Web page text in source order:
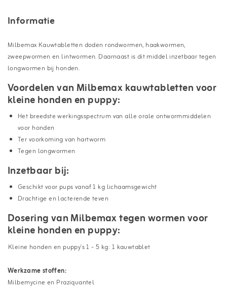
Informatie
Milbemax Kauwtabletten doden rondwormen, haakwormen,
zweepwormen en lintwormen. Daarnaast is dit middel inzetbaar tegen
longwormen bij honden.
Voordelen van Milbemax kauwtabletten voor
kleine honden en puppy:
Het breedste werkingsspectrum van alle orale ontwormmiddelen
voor honden
Ter voorkoming van hartworm
Tegen longwormen
Inzetbaar bij:
Geschikt voor pups vanaf 1 kg lichaamsgewicht
Drachtige en lacterende teven
Dosering van Milbemax tegen wormen voor
kleine honden en puppy:
Kleine honden en puppy's 1 - 5 kg: 1 kauwtablet
Werkzame stoffen:
Milbemycine en Praziquantel